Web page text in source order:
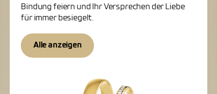
Bindung feiern und Ihr Versprechen der Liebe
für immer besiegelt.
Alle anzeigen